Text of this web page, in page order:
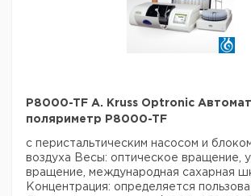
P8000-TF A. Kruss Optronic
поляриметр P8000-TF
с перистальтическим насосом и
воздуха
Весы: оптическое вращение,
вращение, международная сахарная
Концентрация: определяется